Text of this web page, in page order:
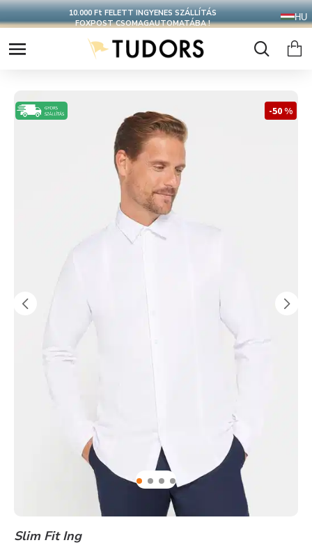
10.000 Ft FELETT INGYENES SZÁLLÍTÁS
FOXPOST CSOMAGAUTOMATÁBA !
HU
-50 %
Slim Fit Ing